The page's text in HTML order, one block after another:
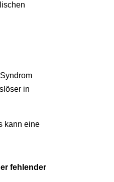
in
kann eine
fehlender